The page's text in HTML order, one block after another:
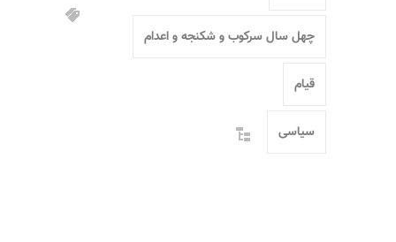
چهل سال سرکوب و شکنجه و اعدام
قیام
سیاسی